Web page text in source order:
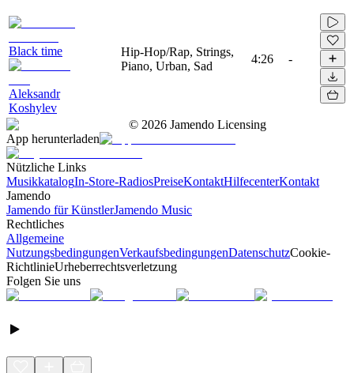
Black time
Aleksandr
Koshylev
Hip-Hop/Rap, Strings,
Piano, Urban, Sad
4:26 -
© 2026 Jamendo Licensing
App herunterladen
Nützliche Links
MusikkatalogIn-Store-RadiosPreiseKontaktHilfecenterKontakt
Jamendo
Jamendo für KünstlerJamendo Music
Rechtliches
Allgemeine
NutzungsbedingungenVerkaufsbedingungenDatenschutzCookie-
RichtlinieUrheberrechtsverletzung
Folgen Sie uns